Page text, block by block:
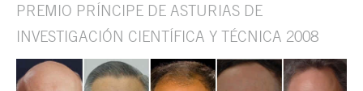
PREMIO PRÍNCIPE DE ASTURIAS DE
INVESTIGACIÓN CIENTÍFICA Y TÉCNICA 2008